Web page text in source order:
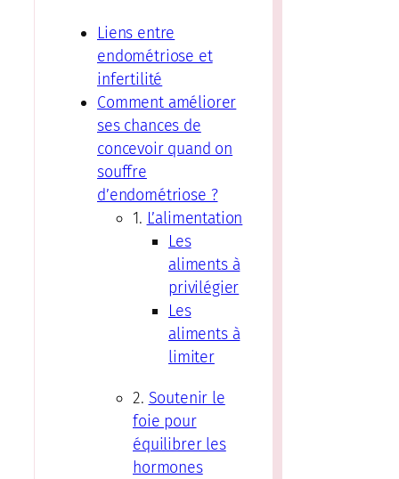
Liens entre
endométriose et
infertilité
Comment améliorer
ses chances de
concevoir quand on
souffre
d’endométriose ?
1. L’alimentation
Les
aliments à
privilégier
Les
aliments à
limiter
2. Soutenir le
foie pour
équilibrer les
hormones